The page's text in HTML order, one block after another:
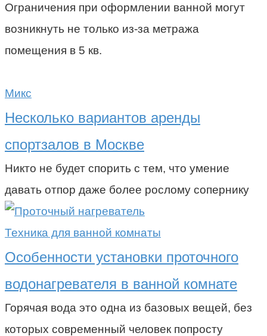
Ограничения при оформлении ванной могут
возникнуть не только из-за метража
помещения в 5 кв.
Микс
Несколько вариантов аренды
спортзалов в Москве
Никто не будет спорить с тем, что умение
давать отпор даже более рослому сопернику
Техника для ванной комнаты
Особенности установки проточного
водонагревателя в ванной комнате
Горячая вода это одна из базовых вещей, без
которых современный человек попросту